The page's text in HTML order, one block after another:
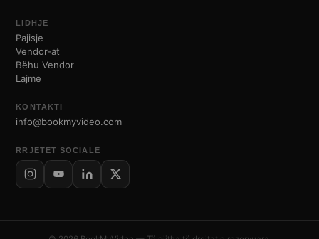
LIDHJE
Pajisje
Vendor-at
Bëhu Vendor
Lajme
KONTAKTI
info@bookmyvideo.com
RRJETET SOCIALE